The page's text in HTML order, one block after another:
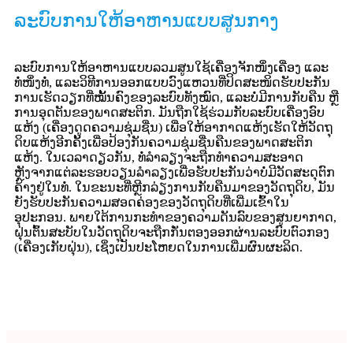
ລະບົບການໃຫ້ອາຫານແບບສູນກາງ
ລະບົບການໃຫ້ອາຫານແບບລວມສູນໃຊ້ເຄື່ອງຈັກໜຶ່ງເຄື່ອງ ແລະ
ທໍ່ໜຶ່ງທໍ່, ແລະວິທີການອອກແບບວົງແຫວນທີ່ປິດສະໜິດຮັບປະກັນ
ການເຮັດວຽກທີ່ໝັ້ນຄົງຂອງລະບົບທັງໝົດ, ແລະບໍ່ມີການກັບຄືນ ຫຼື
ການອຸດຕັນຂອງພາດສະຕິກ. ມັນຖືກໃຊ້ຮ່ວມກັບລະບົບເຄື່ອງອົບ
ແຫ້ງ (ເຄື່ອງດູດຄວາມຊຸ່ມຊື່ນ) ເພື່ອໃຫ້ອາກາດແຫ້ງເຮັດໃຫ້ວັດຖຸ
ດິບແຫ້ງອີກຄັ້ງເພື່ອປ້ອງກັນຄວາມຊຸ່ມຊື່ນຄືນຂອງພາດສະຕິກ
ແຫ້ງ. ໃນເວລາດຽວກັນ, ທໍ່ລຳລຽງຈະຖືກທຳຄວາມສະອາດ
ຫຼັງຈາກແຕ່ລະຮອບວຽນລຳລຽງເພື່ອຮັບປະກັນວ່າບໍ່ມີວັດສະດຸຕົກ
ຄ້າງຢູ່ໃນທໍ່. ໃນຂະນະທີ່ຫຼີກລ່ຽງການກັບຄືນມາຂອງວັດຖຸດິບ, ມັນ
ຍັງຮັບປະກັນຄວາມສອດຄ່ອງຂອງວັດຖຸດິບທີ່ເພີ່ມເຂົ້າໃນ
ອຸປະກອນ. ພາຍໃຕ້ການກະທຳຂອງຄວາມດັນລົບຂອງສູນຍາກາດ,
ຝຸ່ນຕົ້ນສະບັບໃນວັດຖຸດິບຈະຖືກກັ່ນຕອງອອກຜ່ານລະບົບຕົວກອງ
(ເຄື່ອງເກັບຝຸ່ນ), ເຊິ່ງເປັນປະໂຫຍດໃນການເພີ່ມຜົນຜະລິດ.